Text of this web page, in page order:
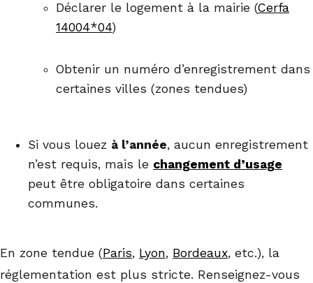
Déclarer le logement à la mairie (Cerfa
14004*04)
Obtenir un numéro d’enregistrement dans
certaines villes (zones tendues)
Si vous louez à l’année, aucun enregistrement
n’est requis, mais le changement d’usage
peut être obligatoire dans certaines
communes.
En zone tendue (Paris, Lyon, Bordeaux, etc.), la
réglementation est plus stricte. Renseignez-vous